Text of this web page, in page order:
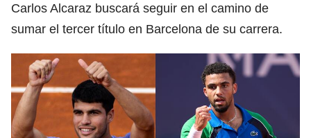
Carlos Alcaraz buscará seguir en el camino de
sumar el tercer título en Barcelona de su carrera.